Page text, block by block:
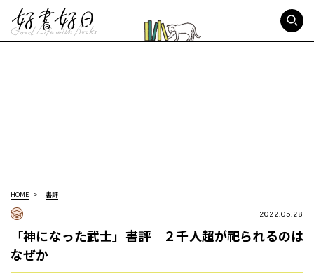
HOME 書評
2022.05.28
「神になった武士」書評 ２千人超が祀られるのは
なぜか